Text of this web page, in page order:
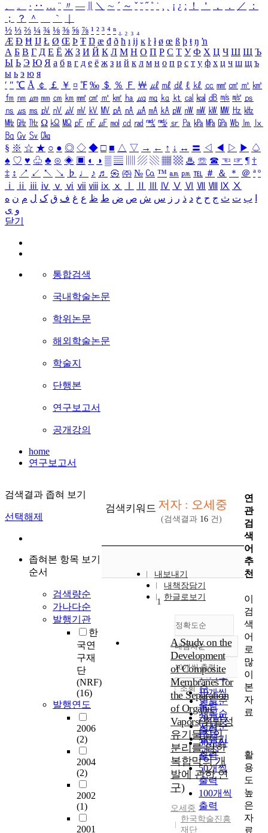
、
。 · ‥ … ¨ 〃 ― ＼ ∼ ´ ～ ˇ ˘ ˝ ˚ ˙ ¸ ¡ ¿ ː ！ ＇ ， ． ／
：
；
？ ＾ ｀
½ ⅓ ⅔ ¼ ¾ ⅛ ⅜ ⅝ ⅞ ¹ ² ³ ⁴ ⁿ ₁ ₂ ₃ ₄
Æ Ð Ħ Ĳ Ł Ø Œ Þ Ŧ Ŋ æ đ ð ħ ı ĳ ĸ ŀ ł ø œ ß þ ŧ ŋ ŉ
А Б В Г Д Е Ё Ж З И Й К Л М Н О П Р С Т У Ф Х Ц Ч Ш Щ Ъ
Ы Ь Э Ю Я а б в г д е ё ж з и й к л м н о п р с т у ф х ц ч ш щ ъ
ы ь э ю я
′ ″ ℃ Å ￠ ￡ ￥ ¤ ℉ ‰ ＄ ％ Ｆ ￦ ㎕ ㎖ ㎗ ℓ ㎘ ㏄ ㎣ ㎤ ㎥ ㎦
㎙ ㎚ ㎛ ㎜ ㎝ ㎞ ㎟ ㎠ ㎡ ㎢ ㏊ ㎍ ㎎ ㎏ ㏏ ㎈ ㎉ ㏈ ㎧ ㎨ ㎰
㎱ ㎲ ㎳ ㎴ ㎵ ㎶ ㎷ ㎸ ㎹ ㎀ ㎁ ㎂ ㎃ ㎄ ㎺ ㎻ ㎽ ㎾ ㎿ ㎐ ㎑
㎒ ㎓ ㎔ Ω ㏀ ㏁ ㎊ ㎋ ㎌ ㏖ ㏅ ㎭ ㎮ ㎯ ㏛ ㎩ ㎪ ㎫ ㎬ ㏝ ㏐
㏓
㏃ ㏉ ㏜ ㏆
§ ※ ☆ ★ ○ ● ◎ ◇ ◆ □ ■ △ ▽ → ← ↑ ↓ ↔ 〓 ◁ ◀ ▷ ▶ ♤
♠ ♡ ♥ ♧ ♣ ⊙ ◈ ▣ ◐ ◑ ▒ ▤ ▨ ▧ ▦ ▩ ♨ ☏ ☎ ☜ ☞ ¶ †
‡ ↕ ↗ ↙ ↖ ↘ ♭ ♩ ♪ ♬ ㉿ ㈜ № ㏇ ™ ㏂ ㏘ ℡ ＃ ＆ ＊ ＠ ª º
ⅰ
ⅱ ⅲ ⅳ ⅴ ⅵ ⅶ ⅷ ⅸ ⅹ Ⅳ Ⅴ Ⅵ Ⅶ Ⅷ Ⅸ Ⅹ
ب ت ث ج ح خ د ذ ر ز س ش ص ض ط ظ ع غ ف ق ک ل م ن ه
و ی
닫기
통합검색
국내학술논문
학위논문
해외학술논문
학술지
단행본
연구보고서
공개강의
home
연구보고서
검색결과 좁혀 보기
선택해제
좁혀본 항목 보기
순서
검색량순
가나다순
발행기관
한
국연
구재
단
(NRF)
(16)
발행연도
2006
(2)
2004
(2)
2002
(1)
2001
검색키워드 저자 : 오세중
(검색결과 16 건)
내보내기
내책장담기
한글로보기
정확도순
정확도
순
인기도
순
연도순
제목순
저자순
발행기
관순
내림차순
내림차순
10개씩 출력
10개씩
출력
20개씩
출력
30개씩
출력
50개씩
출력
100개씩
출력
조회
1
A Study on the
Development
of Composite
Membranes for
the Separation
of Organic
Vapors(휘발성
유기물질의
분리를 위한
복합막의 개
발에 관한 연
구)
오세중
한국학술진흥
재단
연
관
검
색
어
추
천
이
검
색
어
로
많
이
본
자
료
활
용
도
높
은
자
료